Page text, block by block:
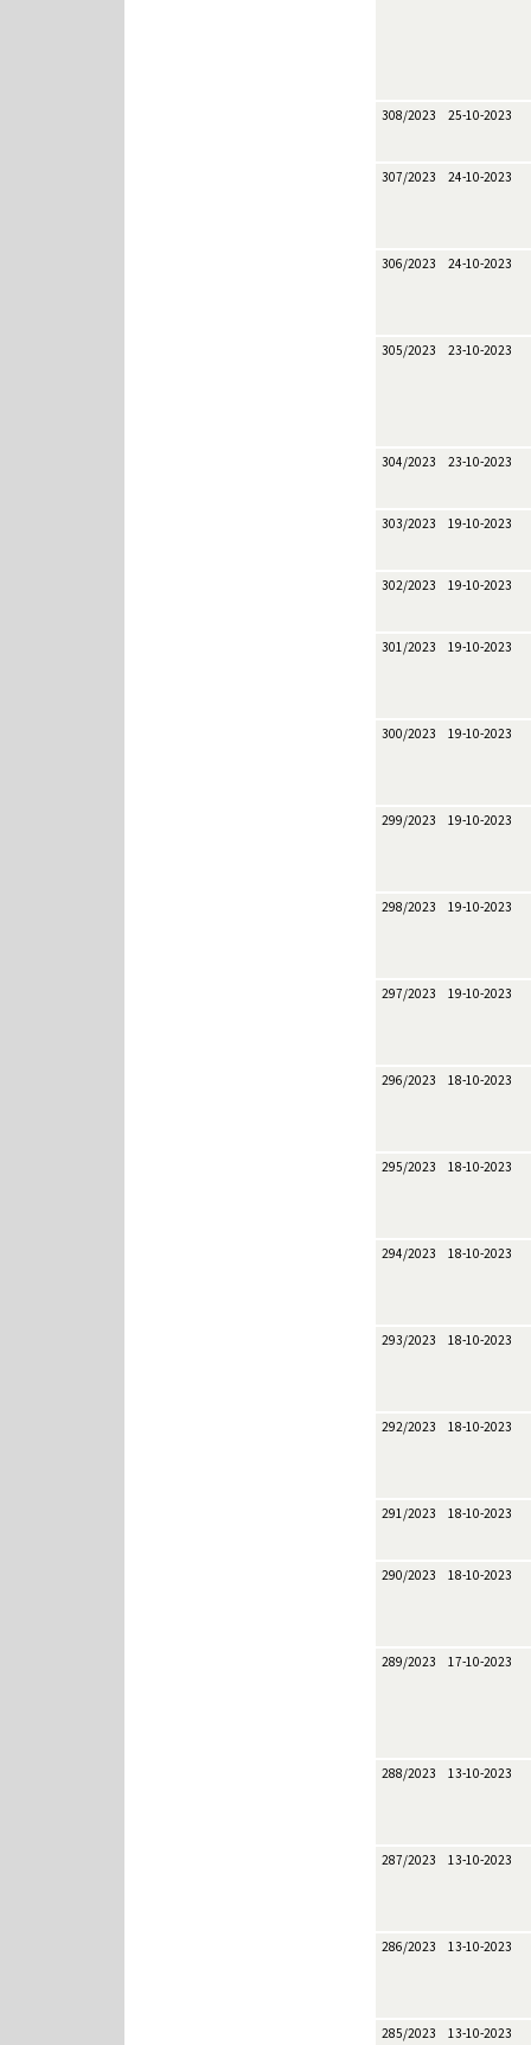
308/2023 25-10-2023
307/2023 24-10-2023
306/2023 24-10-2023
305/2023 23-10-2023
304/2023 23-10-2023
303/2023 19-10-2023
302/2023 19-10-2023
301/2023 19-10-2023
300/2023 19-10-2023
299/2023 19-10-2023
298/2023 19-10-2023
297/2023 19-10-2023
296/2023 18-10-2023
295/2023 18-10-2023
294/2023 18-10-2023
293/2023 18-10-2023
292/2023 18-10-2023
291/2023 18-10-2023
290/2023 18-10-2023
289/2023 17-10-2023
288/2023 13-10-2023
287/2023 13-10-2023
286/2023 13-10-2023
285/2023 13-10-2023